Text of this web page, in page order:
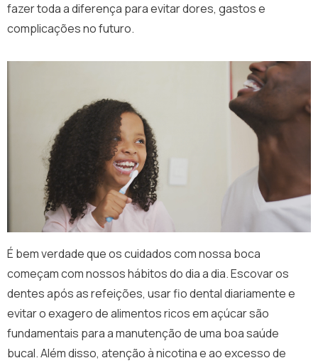
fazer toda a diferença para evitar dores, gastos e
complicações no futuro.
É bem verdade que os cuidados com nossa boca
começam com nossos hábitos do dia a dia. Escovar os
dentes após as refeições, usar fio dental diariamente e
evitar o exagero de alimentos ricos em açúcar são
fundamentais para a manutenção de uma boa saúde
bucal. Além disso, atenção à nicotina e ao excesso de